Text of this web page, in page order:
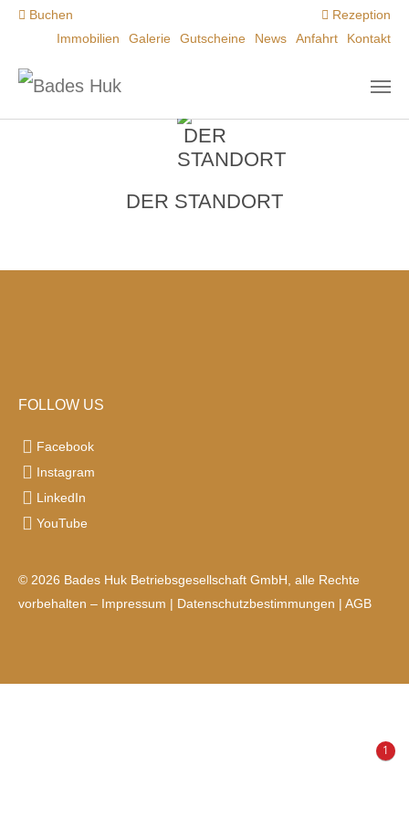
Zum Hauptinhalt springen
Buchen
Rezeption
Immobilien
Galerie Gutscheine News Anfahrt Kontakt
DER STANDORT
FOLLOW US
Facebook
Instagram
LinkedIn
YouTube
© 2026 Bades Huk Betriebsgesellschaft GmbH, alle Rechte
vorbehalten – Impressum | Datenschutzbestimmungen | AGB
1